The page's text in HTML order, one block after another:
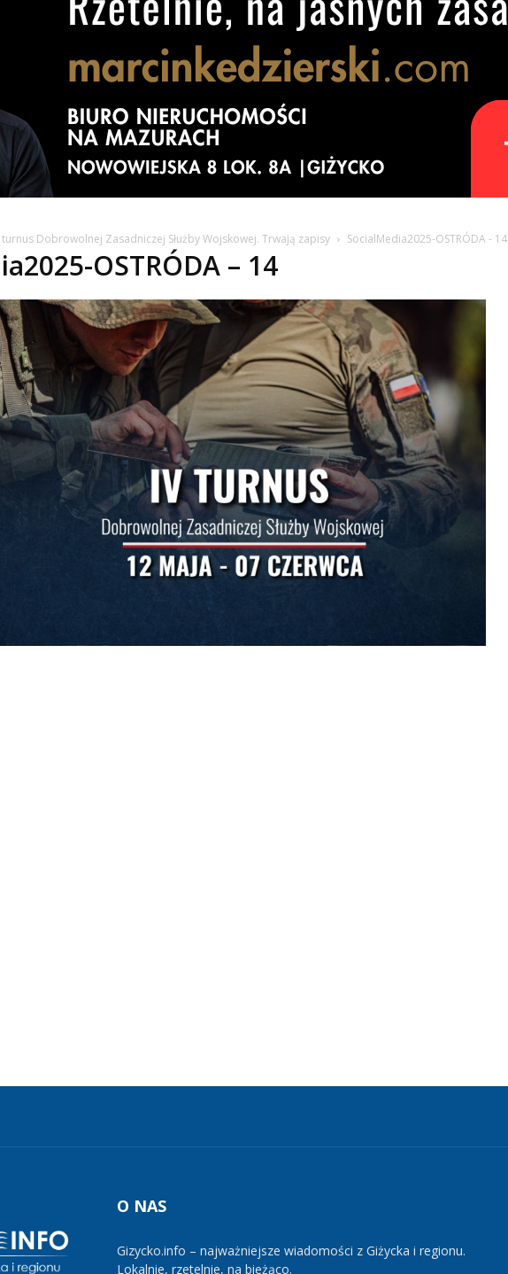
turnus Dobrowolnej Zasadniczej Służby Wojskowej. Trwają zapisy SocialMedia2025-OSTRÓDA - 14
OSTRÓDA – 14
O NAS
Gizycko.info – najważniejsze wiadomości z Giżycka i regionu.
Lokalnie, rzetelnie, na bieżąco.